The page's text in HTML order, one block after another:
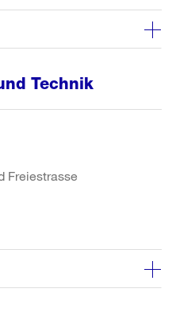
Technik
Freiestrasse